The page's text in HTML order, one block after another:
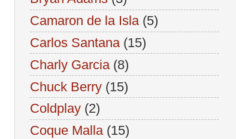
Camaron de la Isla (5)
Carlos Santana (15)
Charly Garcia (8)
Chuck Berry (15)
Coldplay (2)
Coque Malla (15)